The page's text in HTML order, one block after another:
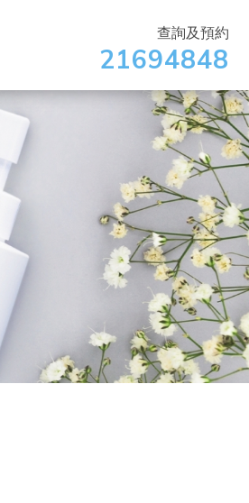
查詢及預約
21694848